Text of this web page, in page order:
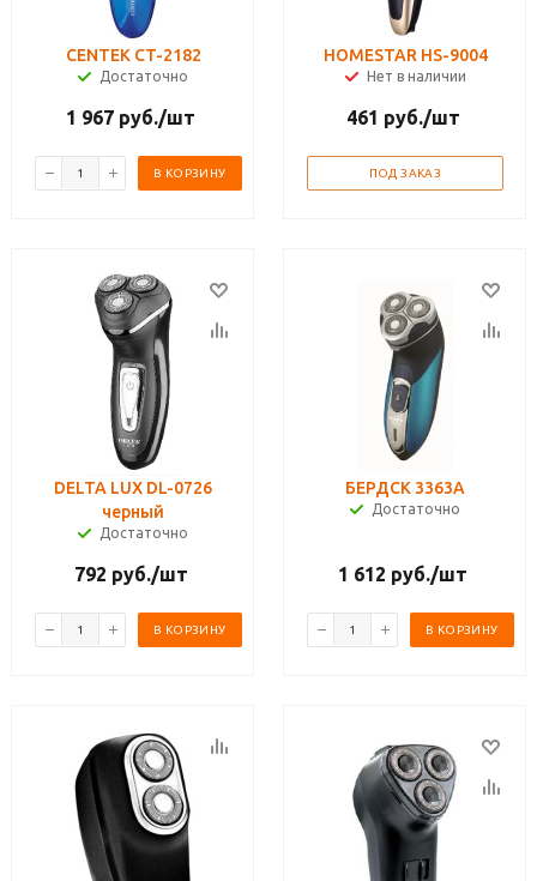
CENTEK CT-2182
Достаточно
1 967 руб./шт
В КОРЗИНУ
HOMESTAR HS-9004
Нет в наличии
461 руб./шт
ПОД ЗАКАЗ
DELTA LUX DL-0726
черный
Достаточно
792 руб./шт
В КОРЗИНУ
БЕРДСК 3363А
Достаточно
1 612 руб./шт
В КОРЗИНУ